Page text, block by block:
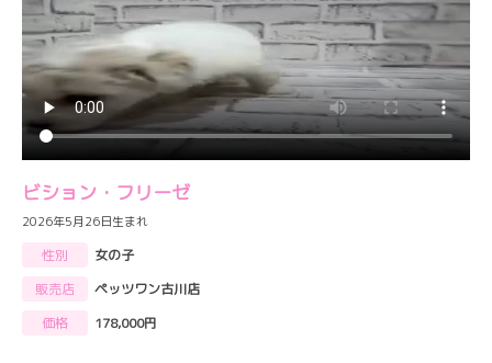
ビション・フリーゼ
2026年5月26日生まれ
性別
女の子
販売店
ペッツワン古川店
価格
178,000円